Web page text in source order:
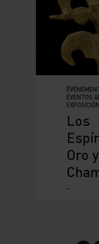
EVENTOS
EXPOSICIÓN
Los
Oro
-